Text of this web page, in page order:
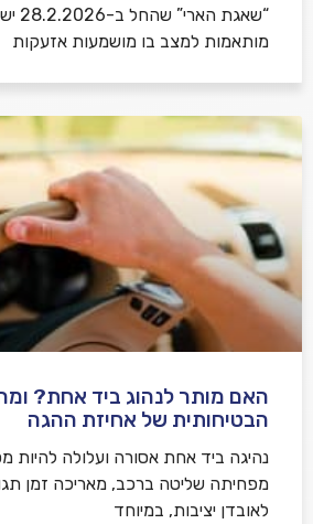
מותאמות למצב בו מושמעות אזעקות
האם מותר לנהוג ביד אחת?
הבטיחותית של אחיזת ההגה
נהיגה ביד אחת אסורה ועלולה להיות
מפחיתה שליטה ברכב, מאריכה זמן
לאובדן יציבות, במיוחד